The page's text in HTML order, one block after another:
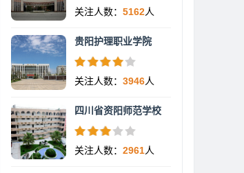
关注人数： 5162人
贵阳护理职业学院
关注人数： 3946人
四川省资阳师范学校
关注人数： 2961人